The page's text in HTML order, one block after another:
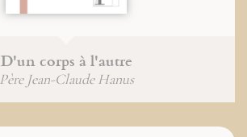
D'un corps à l'autre
Père Jean-Claude Hanus